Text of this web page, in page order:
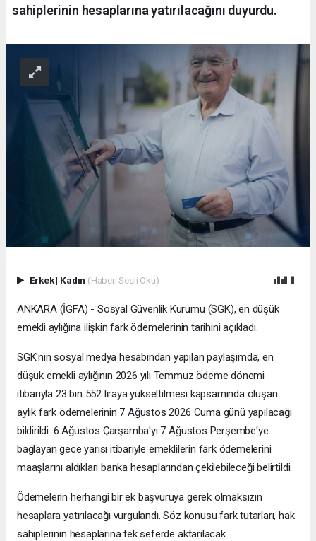
sahiplerinin hesaplarına yatırılacağını duyurdu.
Erkek| Kadın (Haberi Sesli Oku)
ANKARA (İGFA) - Sosyal Güvenlik Kurumu (SGK), en düşük
emekli aylığına ilişkin fark ödemelerinin tarihini açıkladı.
SGK'nın sosyal medya hesabından yapılan paylaşımda, en
düşük emekli aylığının 2026 yılı Temmuz ödeme dönemi
itibarıyla 23 bin 552 liraya yükseltilmesi kapsamında oluşan
aylık fark ödemelerinin 7 Ağustos 2026 Cuma günü yapılacağı
bildirildi. 6 Ağustos Çarşamba'yı 7 Ağustos Perşembe'ye
bağlayan gece yarısı itibariyle emeklilerin fark ödemelerini
maaşlarını aldıkları banka hesaplarından çekilebileceği belirtildi.
Ödemelerin herhangi bir ek başvuruya gerek olmaksızın
hesaplara yatırılacağı vurgulandı. Söz konusu fark tutarları, hak
sahiplerinin hesaplarına tek seferde aktarılacak.